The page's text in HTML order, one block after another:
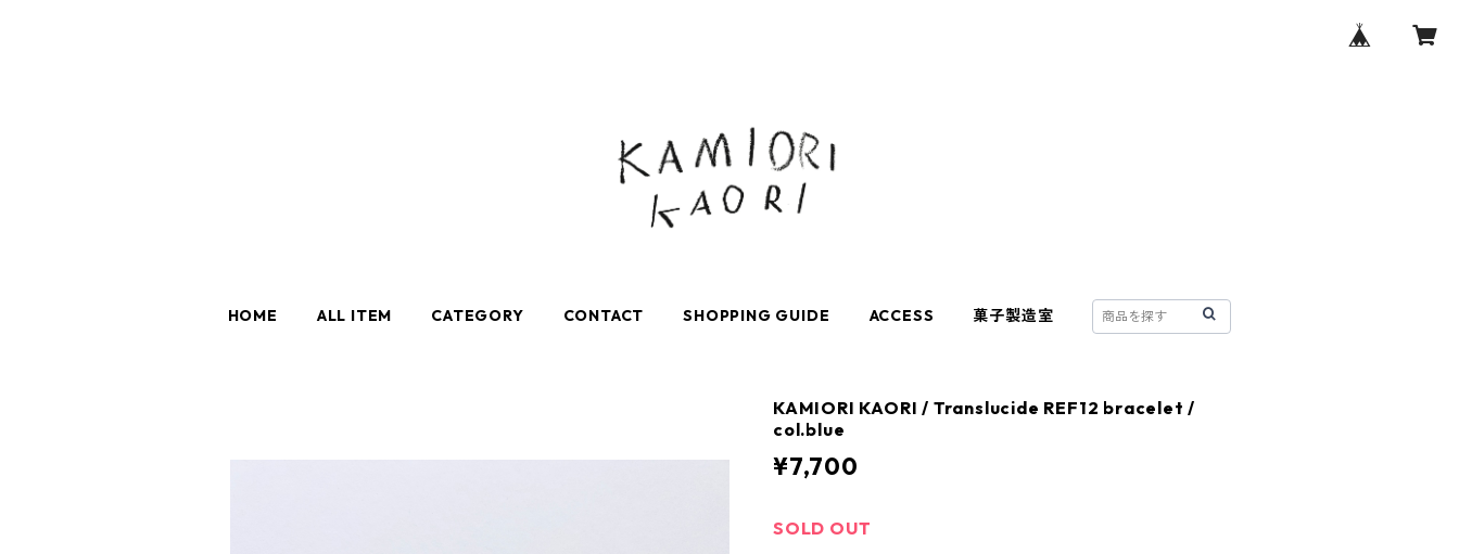
HOME ALL ITEM CATEGORY CONTACT SHOPPING GUIDE ACCESS 菓子製造室
KAMIORI KAORI / Translucide REF12 bracelet /
col.blue
¥7,700
SOLD OUT